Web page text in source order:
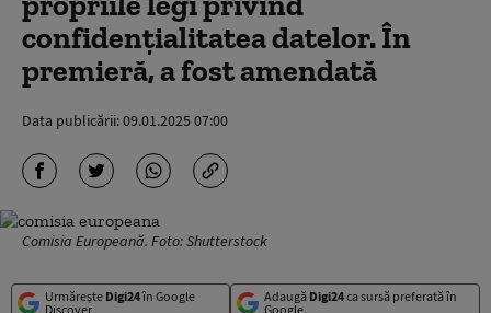
confidențialitatea datelor. În
premieră, a fost amendată
Data publicării:09.01.2025 07:00
Comisia Europeană. Foto: Shutterstock
Urmărește Digi24în Google
Discover
Adaugă Digi24ca sursă preferată în
Google